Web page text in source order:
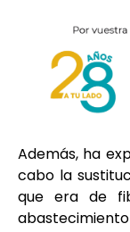
Además, ha
cabo la
que era de